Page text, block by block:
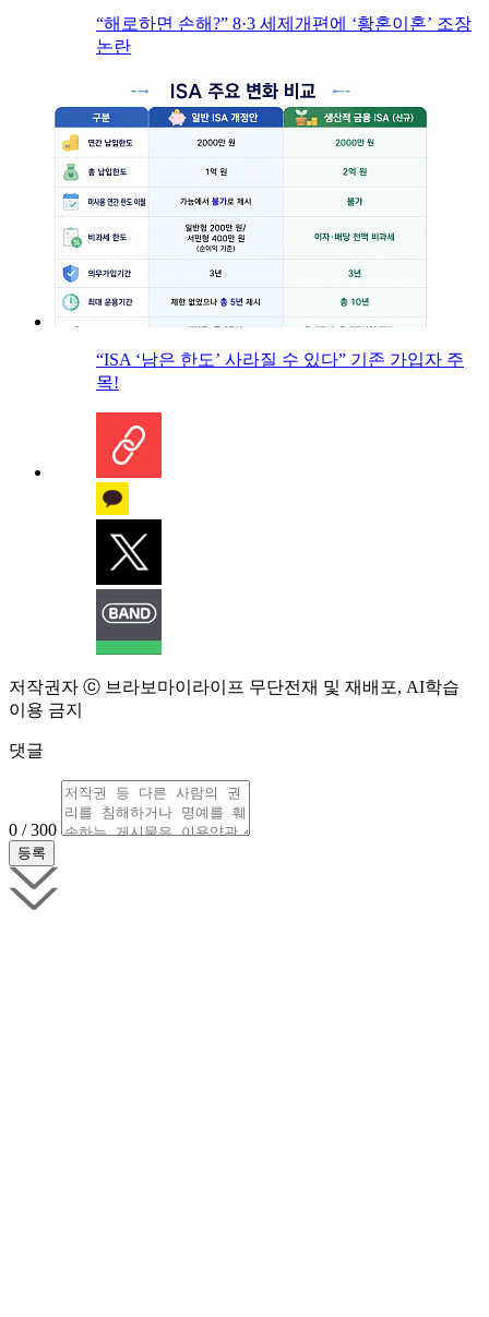
“해로하면 손해?” 8·3 세제개편에 ‘황혼이혼’ 조장
논란
“ISA ‘남은 한도’ 사라질 수 있다” 기존 가입자 주
목!
저작권자 ⓒ 브라보마이라이프 무단전재 및 재배포, AI학습
이용 금지
댓글
0 / 300